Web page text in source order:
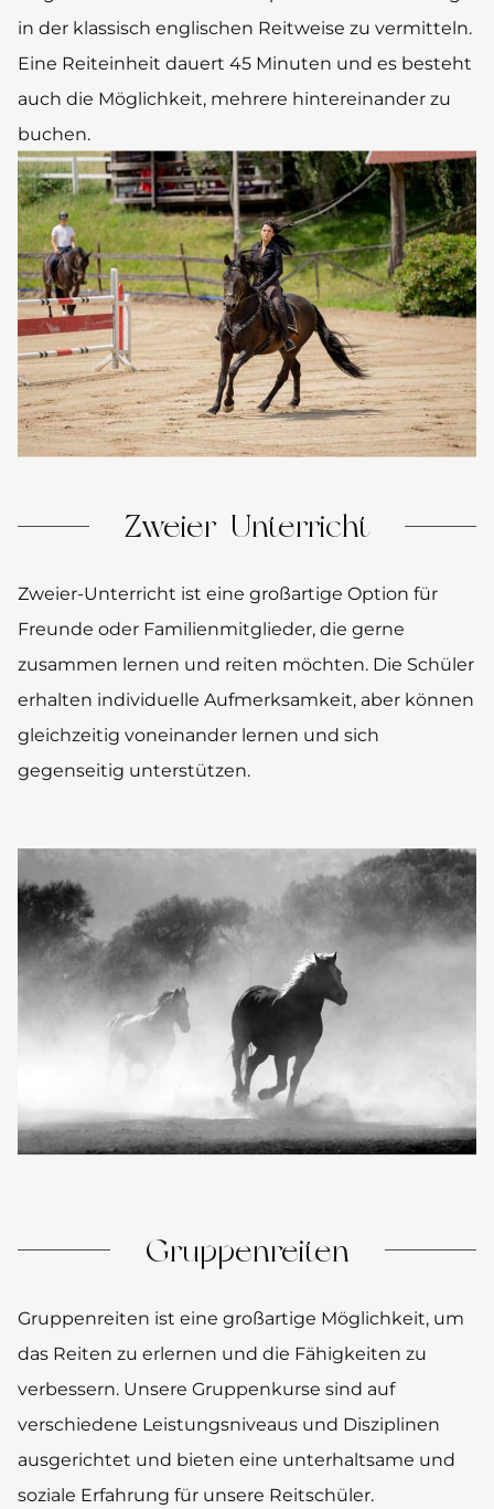
in der klassisch englischen Reitweise zu vermitteln.
Eine Reiteinheit dauert 45 Minuten und es besteht
auch die Möglichkeit, mehrere hintereinander zu
buchen.
Zweier-Unterricht
Zweier-Unterricht ist eine großartige Option für
Freunde oder Familienmitglieder, die gerne
zusammen lernen und reiten möchten. Die Schüler
erhalten individuelle Aufmerksamkeit, aber können
gleichzeitig voneinander lernen und sich
gegenseitig unterstützen.
Gruppenreiten
Gruppenreiten ist eine großartige Möglichkeit, um
das Reiten zu erlernen und die Fähigkeiten zu
verbessern. Unsere Gruppenkurse sind auf
verschiedene Leistungsniveaus und Disziplinen
ausgerichtet und bieten eine unterhaltsame und
soziale Erfahrung für unsere Reitschüler.